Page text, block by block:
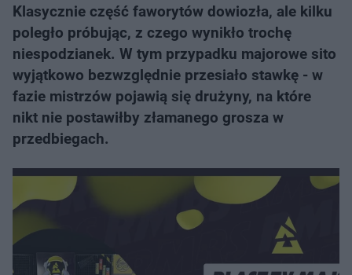
Klasycznie część faworytów dowiozła, ale kilku
poległo próbując, z czego wynikło trochę
niespodzianek. W tym przypadku majorowe sito
wyjątkowo bezwzględnie przesiało stawkę - w
fazie mistrzów pojawią się drużyny, na które
nikt nie postawiłby złamanego grosza w
przedbiegach.